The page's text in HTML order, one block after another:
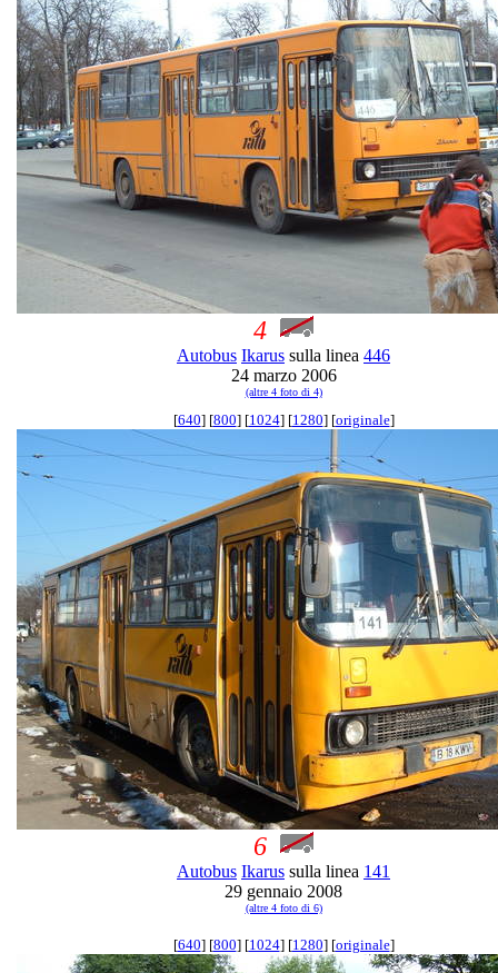
4
Autobus Ikarus sulla linea 446
24 marzo 2006
(altre 4 foto di 4)
[640] [800] [1024] [1280] [originale]
6
Autobus Ikarus sulla linea 141
29 gennaio 2008
(altre 4 foto di 6)
[640] [800] [1024] [1280] [originale]